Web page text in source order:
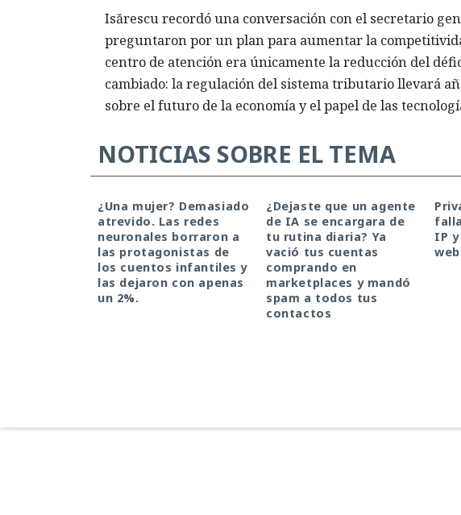
Isărescu recordó una conversación con el secretario
preguntaron por un plan para aumentar la
centro de atención era únicamente la reducción del
cambiado: la regulación del sistema tributario llevará
sobre el futuro de la economía y el papel de las
NOTICIAS SOBRE EL TEMA
¿Una mujer? Demasiado
atrevido. Las redes
neuronales borraron a
las protagonistas de
los cuentos infantiles y
las dejaron con apenas
un 2%.
¿Dejaste que un agente
de IA se encargara de
tu rutina diaria? Ya
vació tus cuentas
comprando en
marketplaces y mandó
spam a todos tus
contactos
IP
web